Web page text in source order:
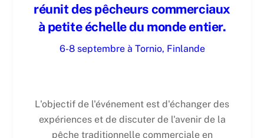
réunit des pêcheurs commerciaux
à petite échelle du monde entier.
6-8 septembre à Tornio, Finlande
L'objectif de l'événement est d'échanger des
expériences et de discuter de l'avenir de la
pêche traditionnelle commerciale en